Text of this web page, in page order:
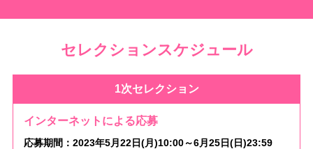
セレクションスケジュール
1次セレクション
インターネットによる応募
応募期間：2023年5月22日(月)10:00～6月25日(日)23:59